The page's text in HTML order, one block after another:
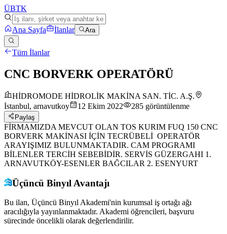
ÜBTK
Ana Sayfa İlanlar Ara
Tüm İlanlar
CNC BORVERK OPERATÖRÜ
HİDROMODE HİDROLİK MAKİNA SAN. TİC. A.Ş.
İstanbul, arnavutkoy
12 Ekim 2022 285 görüntülenme
Paylaş
FİRMAMIZDA MEVCUT OLAN TOS KURIM FUQ 150 CNC
BORVERK MAKİNASI İÇİN TECRÜBELİ OPERATÖR
ARAYIŞIMIZ BULUNMAKTADIR. CAM PROGRAMI
BİLENLER TERCİH SEBEBİDİR. SERVİS GÜZERGAHI 1.
ARNAVUTKÖY-ESENLER BAĞCILAR 2. ESENYURT
Üçüncü Binyıl Avantajı
Bu ilan, Üçüncü Binyıl Akademi'nin kurumsal iş ortağı ağı
aracılığıyla yayınlanmaktadır. Akademi öğrencileri, başvuru
sürecinde öncelikli olarak değerlendirilir.